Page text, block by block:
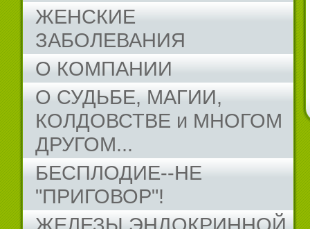
ЖЕНСКИЕ
ЗАБОЛЕВАНИЯ
О КОМПАНИИ
О СУДЬБЕ, МАГИИ,
КОЛДОВСТВЕ и МНОГОМ
ДРУГОМ...
БЕСПЛОДИЕ--НЕ
"ПРИГОВОР"!